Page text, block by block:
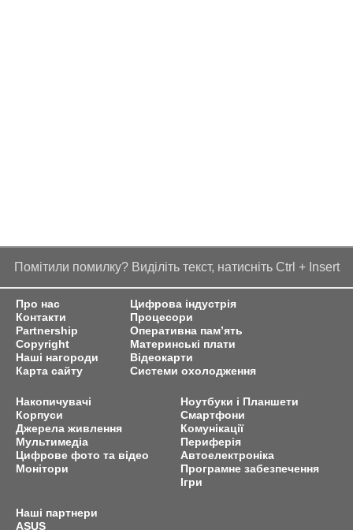
Помітили помилку? Виділіть текст, натисніть Ctrl + Insert
Про нас
Контакти
Partnership
Copyright
Наші нагороди
Карта сайту
Цифрова індустрія
Процесори
Оперативна пам’ять
Материнські плати
Відеокарти
Системи охолодження
Накопичувачі
Корпуси
Джерела живлення
Мультимедіа
Цифрове фото та відео
Монітори
Ноутбуки і Планшети
Смартфони
Комунікації
Периферія
Автоелектроніка
Програмне забезпечення
Ігри
Наші партнери
ASUS